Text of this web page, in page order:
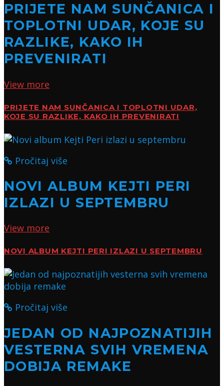
PRIJETE NAM SUNČANICA I
TOPLOTNI UDAR, KOJE SU
RAZLIKE, KAKO IH
PREVENIRATI
View more
PRIJETE NAM SUNČANICA I TOPLOTNI UDAR,
KOJE SU RAZLIKE, KAKO IH PREVENIRATI
Pročitaj više
NOVI ALBUM KEJTI PERI
IZLAZI U SEPTEMBRU
View more
NOVI ALBUM KEJTI PERI IZLAZI U SEPTEMBRU
Pročitaj više
JEDAN OD NAJPOZNATIJIH
VESTERNA SVIH VREMENA
DOBIJA REMAKE